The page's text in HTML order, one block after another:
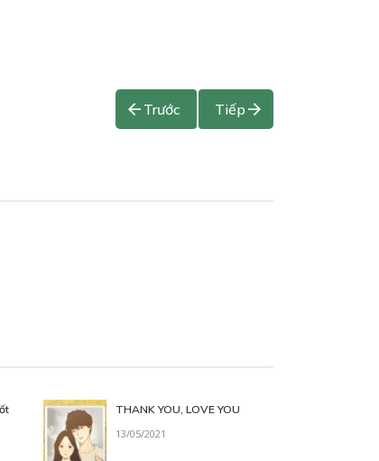
Trước Tiếp
THANK YOU, LOVE YOU
13/05/2021